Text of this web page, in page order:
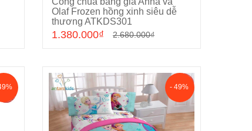
Olaf Frozen hồng xinh siêu dễ
thương ATKDS301
1.380.000₫ 2.680.000₫
- 49%